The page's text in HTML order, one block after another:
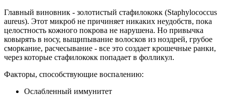
Главный виновник - золотистый стафилококк (Staphylococcus
aureus). Этот микроб не причиняет никаких неудобств, пока
целостность кожного покрова не нарушена. Но привычка
ковырять в носу, выщипывание волосков из ноздрей, грубое
сморкание, расчесывание - все это создает крошечные ранки,
через которые стафилококк попадает в фолликул.
Факторы, способствующие воспалению:
Ослабленный иммунитет